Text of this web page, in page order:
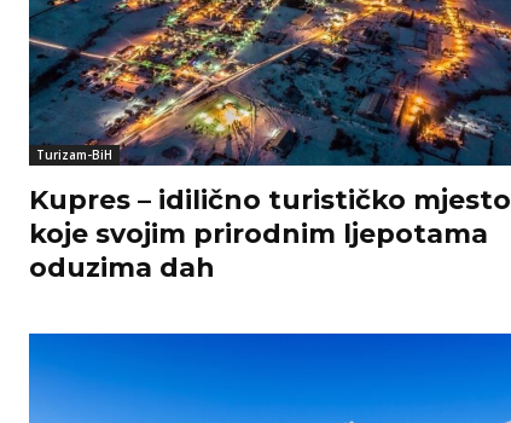
Turizam-BiH
Kupres – idilično turističko mjesto
koje svojim prirodnim ljepotama
oduzima dah